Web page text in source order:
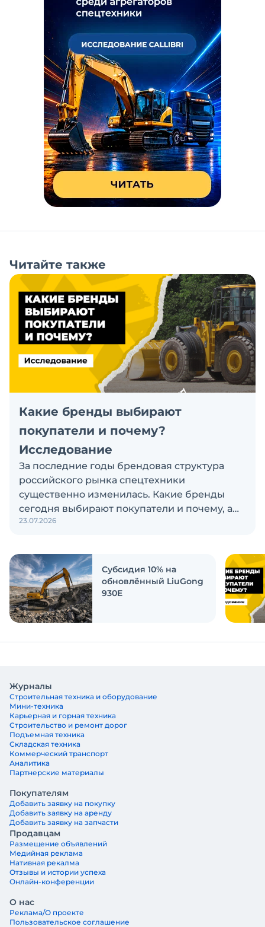
Читайте также
Какие бренды выбирают
покупатели и почему?
Исследование
За последние годы брендовая структура
российского рынка спецтехники
существенно изменилась. Какие бренды
сегодня выбирают покупатели и почему, а
также кого считают лидерами рынка?
ответить на эти вопросы
23.07.2026
Субсидия 10% на
обновлённый LiuGong
930E
Журналы
Строительная техника и оборудование
Мини-техника
Карьерная и горная техника
Строительство и ремонт дорог
Подъемная техника
Складская техника
Коммерческий транспорт
Аналитика
Партнерские материалы
Покупателям
Добавить заявку на покупку
Добавить заявку на аренду
Добавить заявку на запчасти
Продавцам
Размещение объявлений
Медийная реклама
Нативная рекалма
Отзывы и истории успеха
Онлайн-конференции
О нас
Реклама/О проекте
Пользовательское соглашение